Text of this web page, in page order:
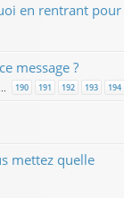
en rentrant pour
message ?
190 191 192 193 194
mettez quelle